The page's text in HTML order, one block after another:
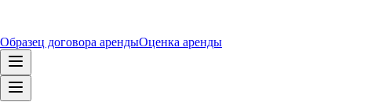
Образец договора арендыОценка аренды